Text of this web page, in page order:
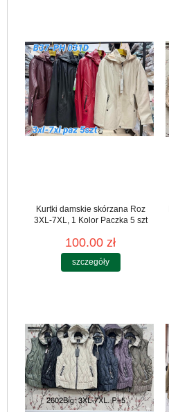
Kurtki damskie skórzana Roz
3XL-7XL, 1 Kolor Paczka 5 szt
100.00 zł
szczegóły